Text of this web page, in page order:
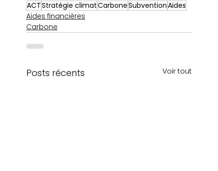
ACTStratégie climatCarboneSubventionAides
Aides financières
Carbone
Posts récents Voir tout